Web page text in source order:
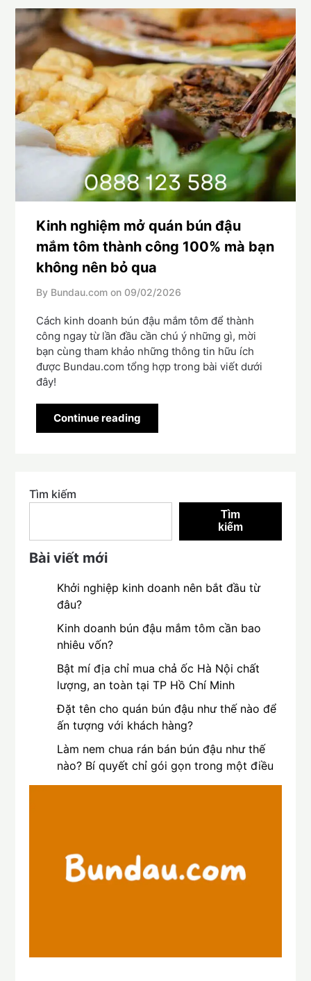
Kinh nghiệm mở quán bún đậu
mắm tôm thành công 100% mà bạn
không nên bỏ qua
By Bundau.com on 09/02/2026
Cách kinh doanh bún đậu mắm tôm để thành
công ngay từ lần đầu cần chú ý những gì, mời
bạn cùng tham khảo những thông tin hữu ích
được Bundau.com tổng hợp trong bài viết dưới
đây!
Continue reading
Tìm kiếm
Tìm
kiếm
Bài viết mới
Khởi nghiệp kinh doanh nên bắt đầu từ
đâu?
Kinh doanh bún đậu mắm tôm cần bao
nhiêu vốn?
Bật mí địa chỉ mua chả ốc Hà Nội chất
lượng, an toàn tại TP Hồ Chí Minh
Đặt tên cho quán bún đậu như thế nào để
ấn tượng với khách hàng?
Làm nem chua rán bán bún đậu như thế
nào? Bí quyết chỉ gói gọn trong một điều